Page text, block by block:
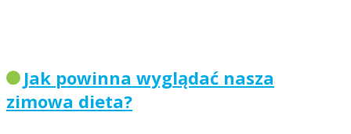
Jak powinna wyglądać nasza
zimowa dieta?